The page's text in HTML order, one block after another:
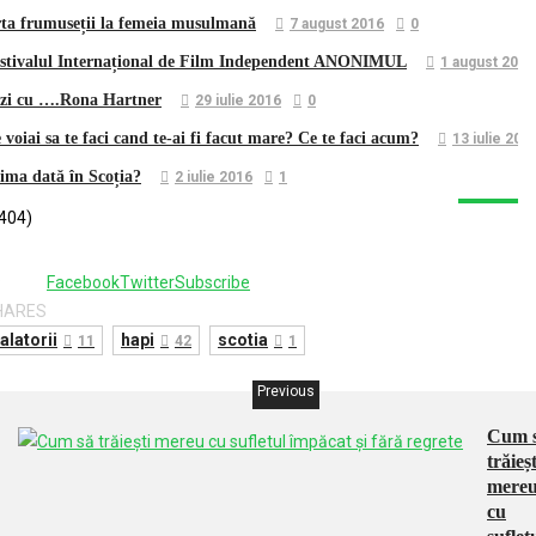
frumuseții la femeia musulmană 7 august 2016 0
Internațional de Film Independent ANONIMUL 1 august 2016
cu ….Rona Hartner 29 iulie 2016 0
voiai sa te faci cand te-ai fi facut mare? Ce te faci acum? 13 iulie
dată în Scoția? 2 iulie 2016 1
FacebookTwitterSubscribe
11 hapi 42 scotia 1
Previous
Cum
cu